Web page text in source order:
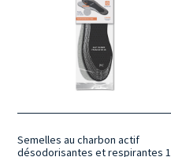
Semelles au charbon actif
désodorisantes et respirantes 1